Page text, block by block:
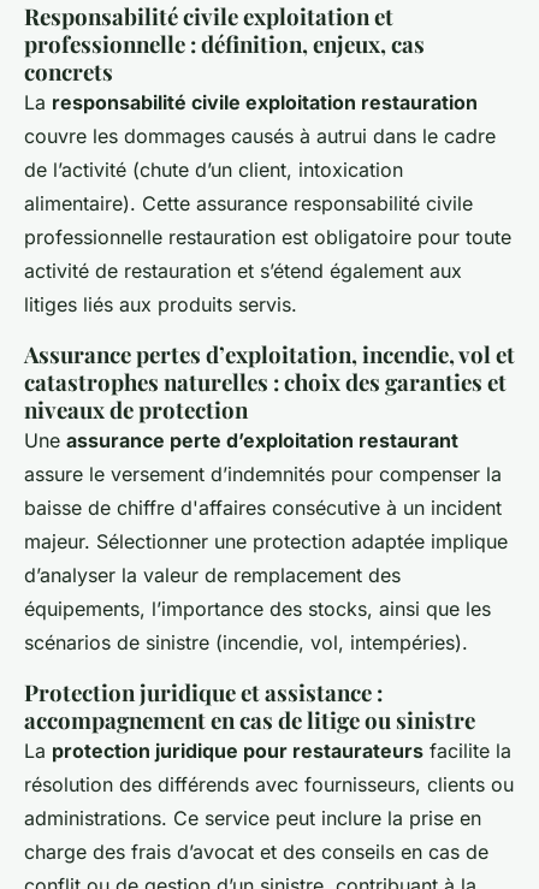
Responsabilité civile exploitation et
professionnelle : définition, enjeux, cas
concrets
La responsabilité civile exploitation restauration
couvre les dommages causés à autrui dans le cadre
de l’activité (chute d’un client, intoxication
alimentaire). Cette assurance responsabilité civile
professionnelle restauration est obligatoire pour toute
activité de restauration et s’étend également aux
litiges liés aux produits servis.
Assurance pertes d’exploitation, incendie, vol et
catastrophes naturelles : choix des garanties et
niveaux de protection
Une assurance perte d’exploitation restaurant
assure le versement d’indemnités pour compenser la
baisse de chiffre d'affaires consécutive à un incident
majeur. Sélectionner une protection adaptée implique
d’analyser la valeur de remplacement des
équipements, l’importance des stocks, ainsi que les
scénarios de sinistre (incendie, vol, intempéries).
Protection juridique et assistance :
accompagnement en cas de litige ou sinistre
La protection juridique pour restaurateurs facilite la
résolution des différends avec fournisseurs, clients ou
administrations. Ce service peut inclure la prise en
charge des frais d’avocat et des conseils en cas de